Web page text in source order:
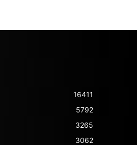
16411
5792
3265
3062